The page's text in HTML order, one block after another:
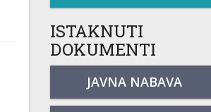
ISTAKNUTI
DOKUMENTI
JAVNA NABAVA